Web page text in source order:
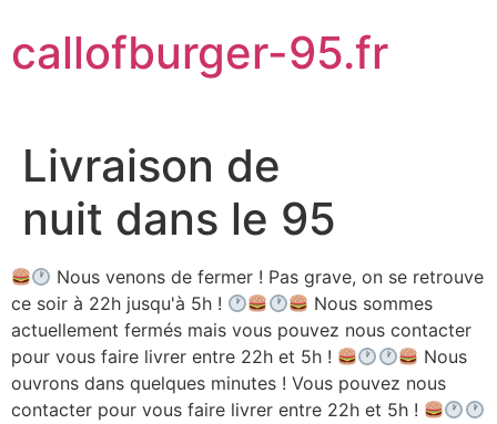
contenu
callofburger-95.fr
Livraison de
nuit dans le 95
Nous venons de fermer ! Pas grave, on se retrouve
ce soir à 22h jusqu'à 5h !
Nous sommes
actuellement fermés mais vous pouvez nous contacter
pour vous faire livrer entre 22h et 5h !
Nous
ouvrons dans quelques minutes ! Vous pouvez nous
contacter pour vous faire livrer entre 22h et 5h !